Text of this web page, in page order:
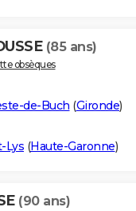
(85 ans)
obsèques
de-Buch (Gironde)
Lys (Haute-Garonne)
(90 ans)